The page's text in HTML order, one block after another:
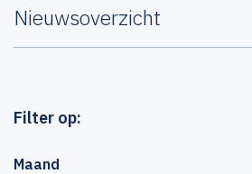
Nieuwsoverzicht
Filter op:
Maand